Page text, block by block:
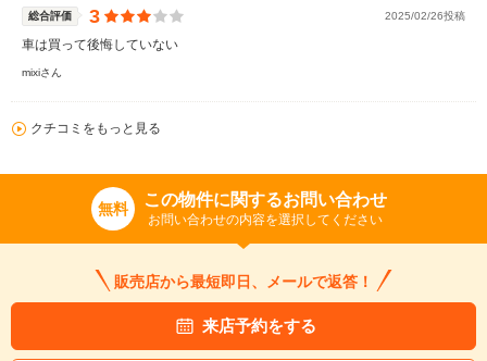
総合評価 3 2025/02/26投稿
車は買って後悔していない
mixiさん
クチコミをもっと見る
無料 この物件に関するお問い合わせ
お問い合わせの内容を選択してください
販売店から最短即日、メールで返答！
来店予約をする